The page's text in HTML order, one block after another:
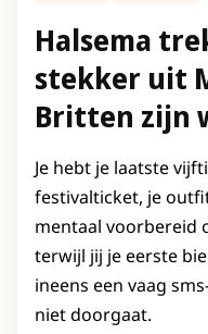
Halsema
stekker uit
Britten zijn
Je hebt je laatste
festivalticket, je
mentaal voorbereid
terwijl jij je eerste
ineens een vaag
niet doorgaat.